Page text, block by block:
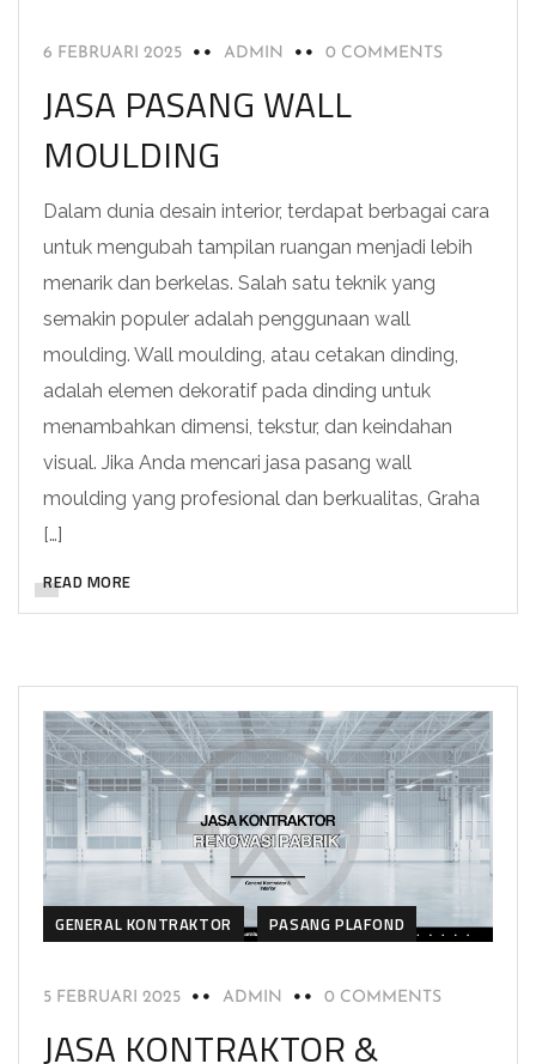
6 FEBRUARI 2025 ADMIN 0 COMMENTS
JASA PASANG WALL
MOULDING
Dalam dunia desain interior, terdapat berbagai cara
untuk mengubah tampilan ruangan menjadi lebih
menarik dan berkelas. Salah satu teknik yang
semakin populer adalah penggunaan wall
moulding. Wall moulding, atau cetakan dinding,
adalah elemen dekoratif pada dinding untuk
menambahkan dimensi, tekstur, dan keindahan
visual. Jika Anda mencari jasa pasang wall
moulding yang profesional dan berkualitas, Graha
[…]
READ MORE
GENERAL KONTRAKTOR PASANG PLAFOND
5 FEBRUARI 2025 ADMIN 0 COMMENTS
JASA KONTRAKTOR &